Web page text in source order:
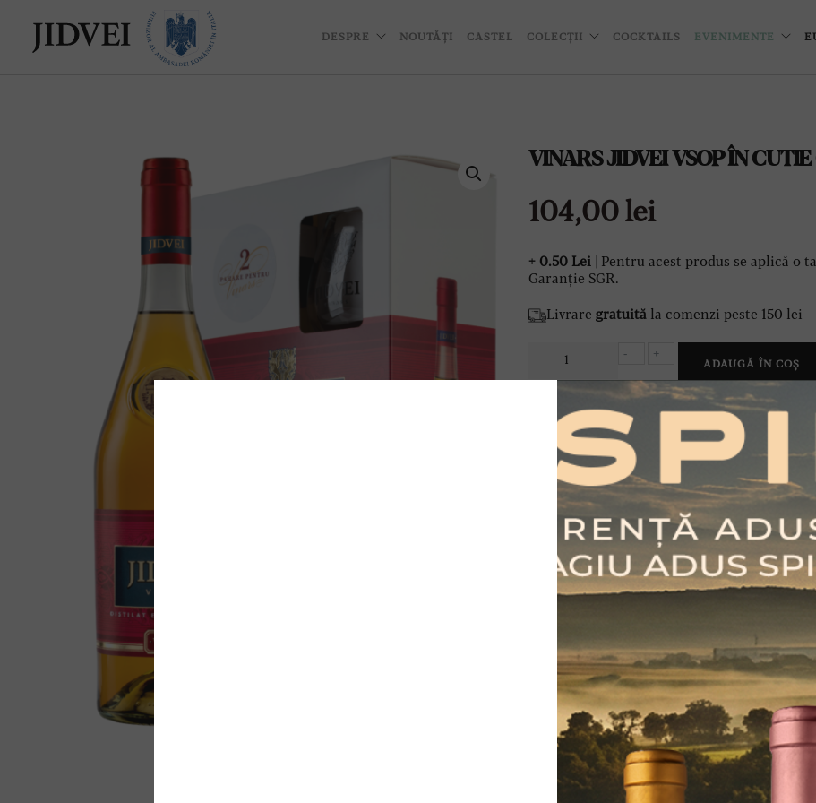
DESPRE NOUTĂȚI CASTEL COLECȚII COCKTAILS EVENIMENTE
VINARS JIDVEI VSOP ÎN
104,00 lei
+ 0.50 Lei| Pentru acest produs se aplică o
Garanție SGR.
Livrare gratuităla comenzi peste 150 lei
- +
ADAUGĂ ÎN COȘ
DESCRIERE RECENZII (0)
DESCRIERE
Vinarsul Jidvei
îți dezvăluie un întreg
tradiție, în care truda este mereu
înflăcărat la început, se domolește pe
respiră din ce în ce mai ușurat prin
stejar transilvănean. După ce s-a
noblețea, este scos la lumină și
și elegantă de exact 700 ml, așa cum
rezultatul distilării unor vinuri
struguri proaspeți.
Vinars Jidvei VSOP te va încânta prin
fructe, condimente exotice, adieri fine
și nuci. Eleganța acestuia este sporită
îmbrățișare protectoare s-a odihnit